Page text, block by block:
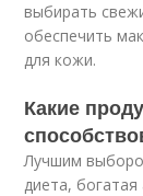
выбирать
обеспечить
для кожи.
Какие
Лучшим
диета,